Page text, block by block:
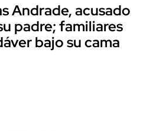
Andrade, acusado
padre; familiares
bajo su cama